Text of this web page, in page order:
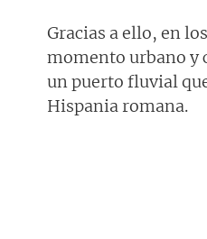
Gracias a ello, en
momento urbano y
un puerto fluvial
Hispania romana.